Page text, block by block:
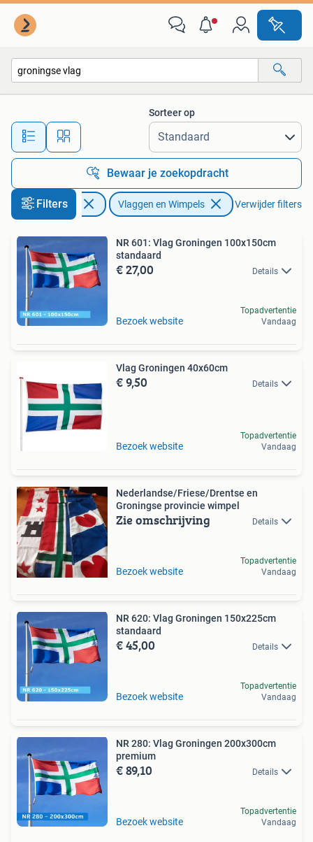
Alle afstanden…
Sorteer op
Bewaar je zoekopdracht
Filters
Diversen Vlaggen en Wimpels Verwijder filters
NR 601: Vlag Groningen 100x150cm
standaard
€ 27,00 Details
Bezoek website
Topadvertentie
Vandaag
Vlag Groningen 40x60cm
€ 9,50 Details
Bezoek website
Topadvertentie
Vandaag
Nederlandse/Friese/Drentse en
Groningse provincie wimpel
Zie omschrijving Details
Bezoek website
Topadvertentie
Vandaag
NR 620: Vlag Groningen 150x225cm
standaard
€ 45,00 Details
Bezoek website
Topadvertentie
Vandaag
NR 280: Vlag Groningen 200x300cm
premium
€ 89,10 Details
Bezoek website
Topadvertentie
Vandaag